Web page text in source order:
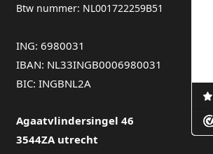
Btw nummer: NL001722259B51
ING: 6980031
IBAN: NL33INGB0006980031
BIC: INGBNL2A
Agaatvlindersingel 46
3544ZA utrecht